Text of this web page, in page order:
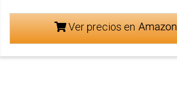
Ver precios en